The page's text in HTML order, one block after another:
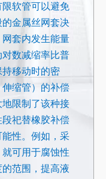
软管可以避免
金属丝网套决
套内发生能量
数减缩率比普
移动时的密
缩管）的补偿
限制了该种接
祀替橡胶补偿
性。例如，采
可用于腐蚀性
范围，提高液